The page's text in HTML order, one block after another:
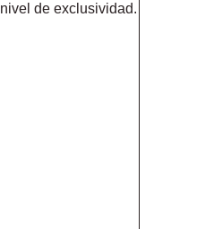
nivel de exclusividad.